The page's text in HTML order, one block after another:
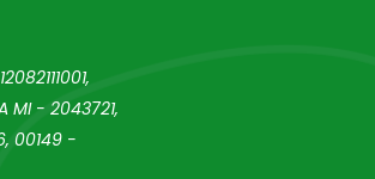
MI - 2043721,
00149 -